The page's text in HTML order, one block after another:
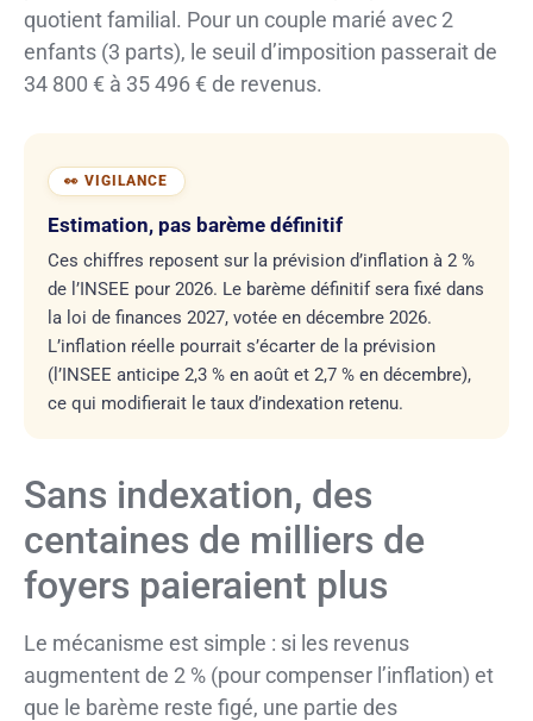
quotient familial. Pour un couple marié avec 2
enfants (3 parts), le seuil d’imposition passerait de
34 800 € à 35 496 € de revenus.
Estimation, pas barème définitif
Ces chiffres reposent sur la prévision d’inflation à 2 %
de l’INSEE pour 2026. Le barème définitif sera fixé dans
la loi de finances 2027, votée en décembre 2026.
L’inflation réelle pourrait s’écarter de la prévision
(l’INSEE anticipe 2,3 % en août et 2,7 % en décembre),
ce qui modifierait le taux d’indexation retenu.
Sans indexation, des
centaines de milliers de
foyers paieraient plus
Le mécanisme est simple : si les revenus
augmentent de 2 % (pour compenser l’inflation) et
que le barème reste figé, une partie des